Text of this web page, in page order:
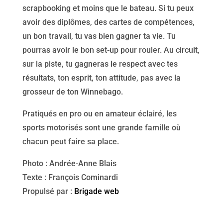
scrapbooking et moins que le bateau. Si tu peux
avoir des diplômes, des cartes de compétences,
un bon travail, tu vas bien gagner ta vie. Tu
pourras avoir le bon set-up pour rouler. Au circuit,
sur la piste, tu gagneras le respect avec tes
résultats, ton esprit, ton attitude, pas avec la
grosseur de ton Winnebago.
Pratiqués en pro ou en amateur éclairé, les
sports motorisés sont une grande famille où
chacun peut faire sa place.
Photo : Andrée-Anne Blais
Texte : François Cominardi
Propulsé par : Brigade web